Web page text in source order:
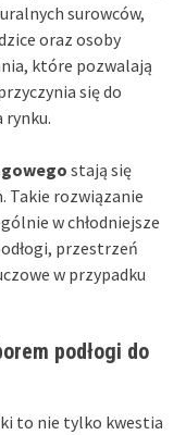
surowców,
oraz osoby
które pozwalają
się do
stają się
Takie rozwiązanie
w chłodniejsze
przestrzeń
w przypadku
podłogi do
to nie tylko kwestia